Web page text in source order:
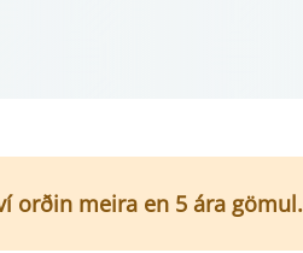
orðin meira en 5 ára gömul.